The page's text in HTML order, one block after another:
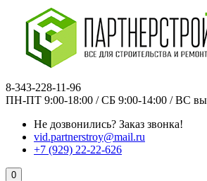
8-343-228-11-96
ПН-ПТ 9:00-18:00 / СБ 9:00-14:00 / ВС
Не дозвонились? Заказ звонка!
vid.partnerstroy@mail.ru
+7 (929) 22-22-626
0